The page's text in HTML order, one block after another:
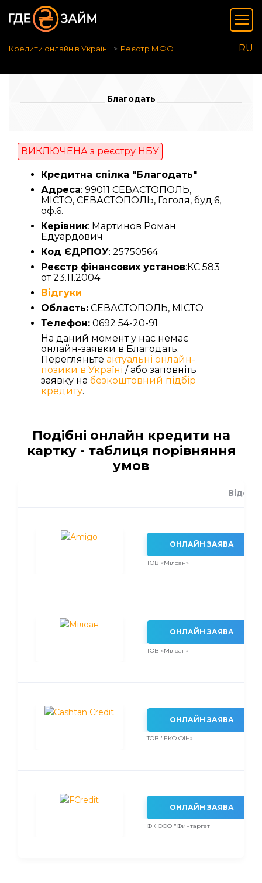
Кредити онлайн в Україні Реєстр МФО RU
Благодать
ВИКЛЮЧЕНА з реєстру НБУ
Кредитна спілка "Благодать"
Адреса: 99011 СЕВАСТОПОЛЬ,
МІСТО, СЕВАСТОПОЛЬ, Гоголя, буд.6,
оф.6.
Керівник: Мартинов Роман
Едуардович
Код ЄДРПОУ: 25750564
Реєстр фінансових установ:КС 583
от 23.11.2004
Відгуки
Область: СЕВАСТОПОЛЬ, МІСТО
Телефон: 0692 54-20-91
На даний момент у нас немає
онлайн-заявки в Благодать.
Перегляньте актуальні онлайн-
позики в Україні / або заповніть
заявку на безкоштовний підбір
кредиту.
Подібні онлайн кредити на
картку - таблиця порівняння
умов
ОНЛАЙН ЗАЯВА
ТОВ «Мілоан»
ОНЛАЙН ЗАЯВА
ТОВ «Мілоан»
ОНЛАЙН ЗАЯВА
ТОВ "ЕКО ФІН»
ОНЛАЙН ЗАЯВА
ФК ООО "Финтаргет"